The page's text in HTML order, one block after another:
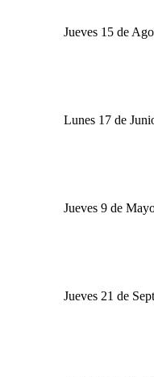
Jueves 15 de
Lunes 17 de
Jueves 9 de
Jueves 21 de